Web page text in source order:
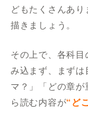
どもたくさんあ
描きましょう。
その上で、各科
み込まず、まず
マ？」「どの章
ら読む内容が“ど